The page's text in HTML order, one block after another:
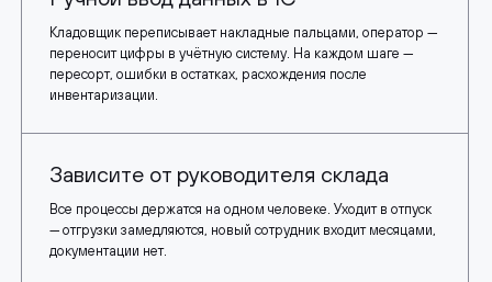
Кладовщик переписывает накладные пальцами, оператор —
переносит цифры в учётную систему. На каждом шаге —
пересорт, ошибки в остатках, расхождения после
инвентаризации.
Зависите от руководителя склада
Все процессы держатся на одном человеке. Уходит в отпуск
— отгрузки замедляются, новый сотрудник входит месяцами,
документации нет.